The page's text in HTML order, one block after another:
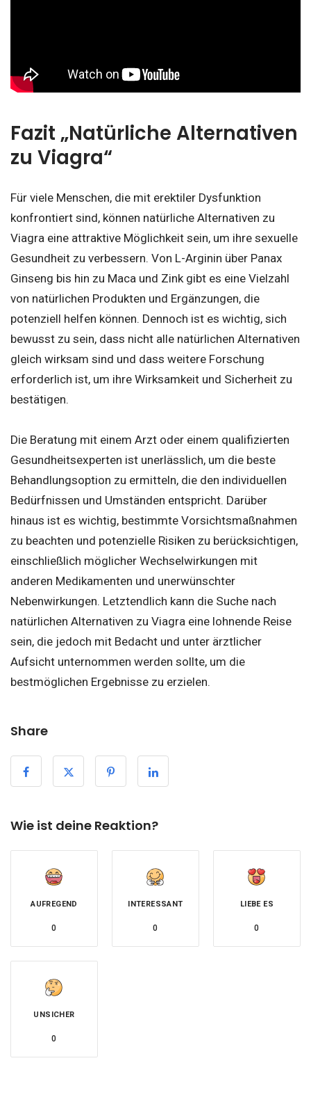
Fazit „Natürliche Alternativen
zu Viagra“
Für viele Menschen, die mit erektiler Dysfunktion
konfrontiert sind, können natürliche Alternativen zu
Viagra eine attraktive Möglichkeit sein, um ihre sexuelle
Gesundheit zu verbessern. Von L-Arginin über Panax
Ginseng bis hin zu Maca und Zink gibt es eine Vielzahl
von natürlichen Produkten und Ergänzungen, die
potenziell helfen können. Dennoch ist es wichtig, sich
bewusst zu sein, dass nicht alle natürlichen Alternativen
gleich wirksam sind und dass weitere Forschung
erforderlich ist, um ihre Wirksamkeit und Sicherheit zu
bestätigen.
Die Beratung mit einem Arzt oder einem qualifizierten
Gesundheitsexperten ist unerlässlich, um die beste
Behandlungsoption zu ermitteln, die den individuellen
Bedürfnissen und Umständen entspricht. Darüber
hinaus ist es wichtig, bestimmte Vorsichtsmaßnahmen
zu beachten und potenzielle Risiken zu berücksichtigen,
einschließlich möglicher Wechselwirkungen mit
anderen Medikamenten und unerwünschter
Nebenwirkungen. Letztendlich kann die Suche nach
natürlichen Alternativen zu Viagra eine lohnende Reise
sein, die jedoch mit Bedacht und unter ärztlicher
Aufsicht unternommen werden sollte, um die
bestmöglichen Ergebnisse zu erzielen.
Share
Wie ist deine Reaktion?
AUFREGEND
0
INTERESSANT
0
LIEBE ES
0
UNSICHER
0